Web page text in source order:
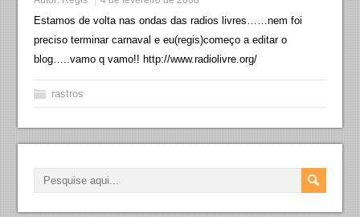
Estamos de volta nas ondas das radios livres……nem foi
preciso terminar carnaval e eu(regis)começo a editar o
blog…..vamo q vamo!! http://www.radiolivre.org/
rastros